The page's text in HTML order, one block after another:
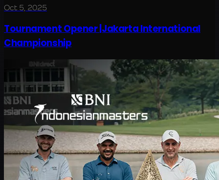
Oct 5, 2025
Tournament Opener |Jakarta International
Championship